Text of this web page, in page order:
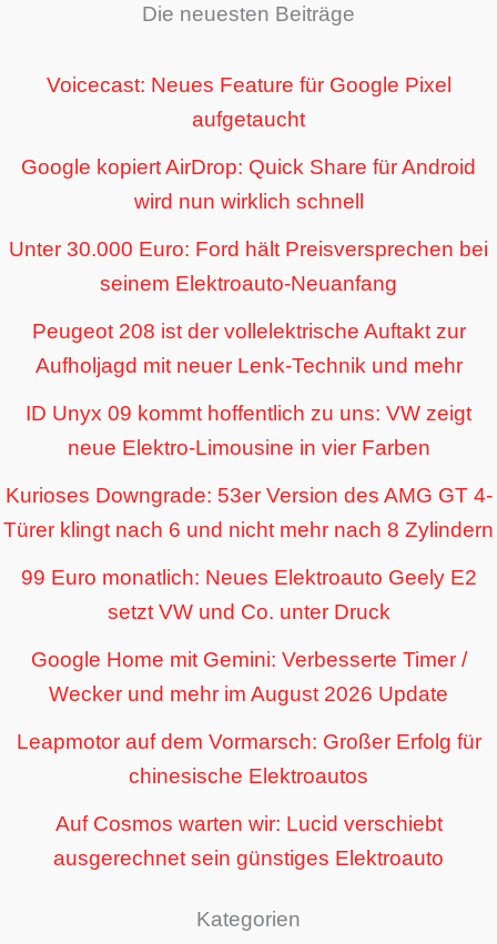
Die neuesten Beiträge
Voicecast: Neues Feature für Google Pixel
aufgetaucht
Google kopiert AirDrop: Quick Share für Android
wird nun wirklich schnell
Unter 30.000 Euro: Ford hält Preisversprechen bei
seinem Elektroauto-Neuanfang
Peugeot 208 ist der vollelektrische Auftakt zur
Aufholjagd mit neuer Lenk-Technik und mehr
ID Unyx 09 kommt hoffentlich zu uns: VW zeigt
neue Elektro-Limousine in vier Farben
Kurioses Downgrade: 53er Version des AMG GT 4-
Türer klingt nach 6 und nicht mehr nach 8 Zylindern
99 Euro monatlich: Neues Elektroauto Geely E2
setzt VW und Co. unter Druck
Google Home mit Gemini: Verbesserte Timer /
Wecker und mehr im August 2026 Update
Leapmotor auf dem Vormarsch: Großer Erfolg für
chinesische Elektroautos
Auf Cosmos warten wir: Lucid verschiebt
ausgerechnet sein günstiges Elektroauto
Kategorien